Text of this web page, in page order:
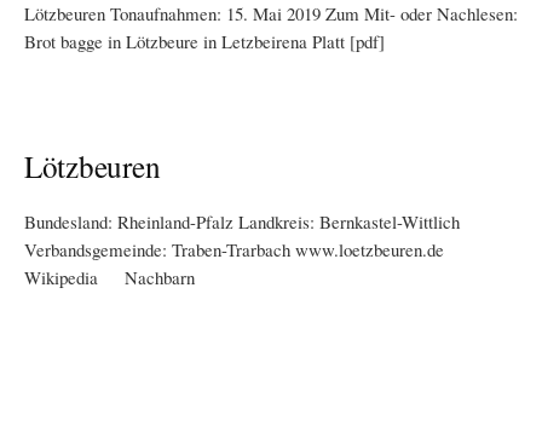
Lötzbeuren Tonaufnahmen: 15. Mai 2019 Zum Mit- oder Nachlesen:
Brot bagge in Lötzbeure in Letzbeirena Platt [pdf]
Lötzbeuren
Bundesland: Rheinland-Pfalz Landkreis: Bernkastel-Wittlich
Verbandsgemeinde: Traben-Trarbach www.loetzbeuren.de
Wikipedia Nachbarn